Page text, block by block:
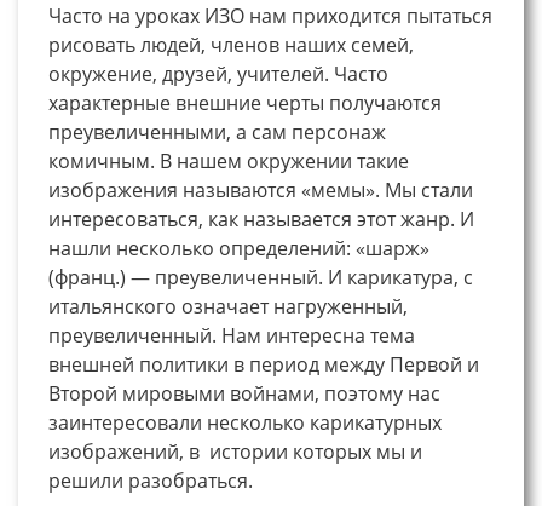
Часто на уроках ИЗО нам приходится пытаться
рисовать людей, членов наших семей,
окружение, друзей, учителей. Часто
характерные внешние черты получаются
преувеличенными, а сам персонаж
комичным. В нашем окружении такие
изображения называются «мемы». Мы стали
интересоваться, как называется этот жанр. И
нашли несколько определений: «шарж»
(франц.) — преувеличенный. И карикатура, с
итальянского означает нагруженный,
преувеличенный. Нам интересна тема
внешней политики в период между Первой и
Второй мировыми войнами, поэтому нас
заинтересовали несколько карикатурных
изображений, в истории которых мы и
решили разобраться.